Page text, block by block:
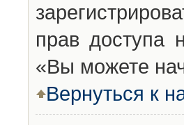
прав доступа
«Вы можете
Вернуться к